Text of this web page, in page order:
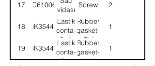
17 AC610064
vidası
Screw 2
18 8K35441
Lastik
conta-
Sağ
Rubber
gasket-
RH
1
19 8K35442
Lastik
conta-
Sol
Rubber
gasket-
LH
1